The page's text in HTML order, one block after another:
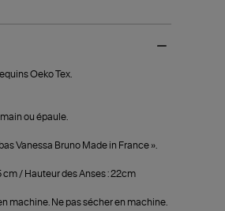
Oeko Tex.
ou épaule.
Vanessa Bruno Made in France ».
cm / Hauteur des Anses : 22cm
machine. Ne pas sécher en machine.